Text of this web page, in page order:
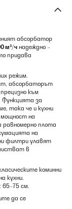
абсорбатор
м³/ч надеждно –
придава
режим.
абсорбаторът
към
за
така че и кухни
на
равномерно плота
на
филтри улавят
в
коминни
кухни.
см.
да се